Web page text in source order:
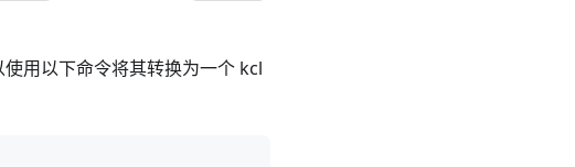
使用以下命令将其转换为一个 kcl